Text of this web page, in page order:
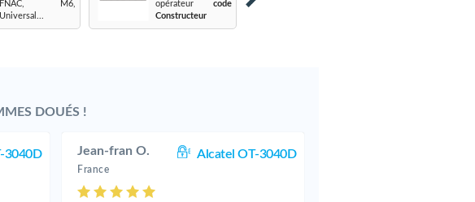
FNAC, M6,
Universal...
opérateur code
Constructeur
DOUÉS !
3040D Jean-fran O. Alcatel OT-3040D
France